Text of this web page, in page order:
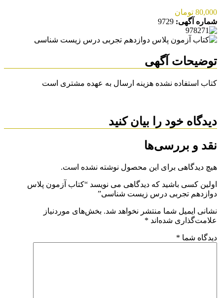
80,000 تومان
شماره آگهی: 9729
توضیحات آگهی
کتاب استفاده نشده هزینه ارسال به عهده مشتری است
دیدگاه خود را بیان کنید
نقد و بررسی‌ها
هیچ دیدگاهی برای این محصول نوشته نشده است.
اولین کسی باشید که دیدگاهی می نویسد “کتاب آزمون پلاس
دوازدهم تجربی درس زیست شناسی”
نشانی ایمیل شما منتشر نخواهد شد.بخش‌های موردنیاز
علامت‌گذاری شده‌اند *
دیدگاه شما *